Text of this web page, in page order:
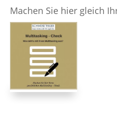
Machen Sie hier gleich